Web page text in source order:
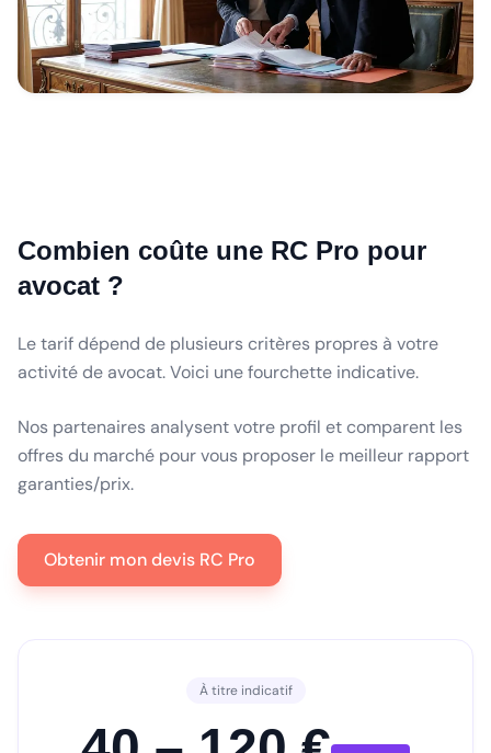
Combien coûte une RC Pro pour
avocat ?
Le tarif dépend de plusieurs critères propres à votre
activité de avocat. Voici une fourchette indicative.
Nos partenaires analysent votre profil et comparent les
offres du marché pour vous proposer le meilleur rapport
garanties/prix.
Obtenir mon devis RC Pro
À titre indicatif